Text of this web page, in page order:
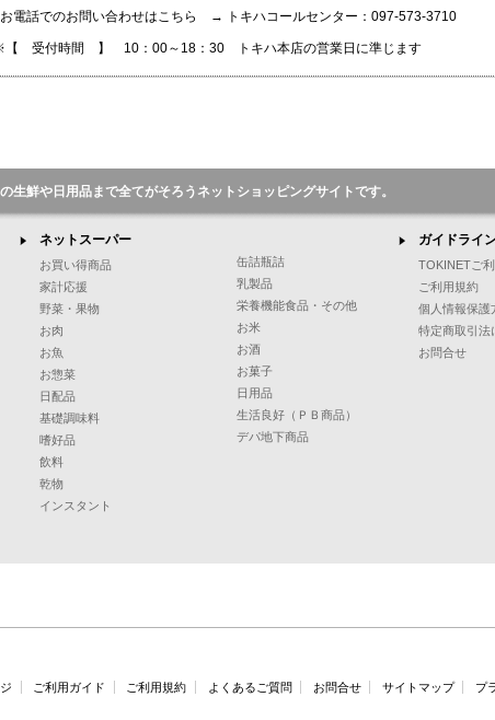
電話でのお問い合わせはこちら → トキハコールセンター：097-573-3710
受付時間 】 10：00～18：30 トキハ本店の営業日に準じます
生鮮や日用品まで全てがそろうネットショッピングサイトです。
ネットスーパー
お買い得商品
家計応援
野菜・果物
お肉
お魚
お惣菜
日配品
基礎調味料
嗜好品
飲料
乾物
インスタント
缶詰瓶詰
乳製品
栄養機能食品・その他
お米
お酒
お菓子
日用品
生活良好（ＰＢ商品）
デパ地下商品
ガイドライ
TOKINETご
ご利用規約
個人情報保護
特定商取引法
お問合せ
ご利用ガイド ご利用規約 よくあるご質問 お問合せ サイトマップ プ